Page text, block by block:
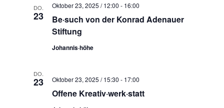
DO.
23
Be·such von der Konrad Adenauer
Stiftung
Oktober 23, 2025 / 12:00 - 16:00
Johannis·höhe
DO.
23
Offene Kreativ·werk·statt
Oktober 23, 2025 / 15:30 - 17:00